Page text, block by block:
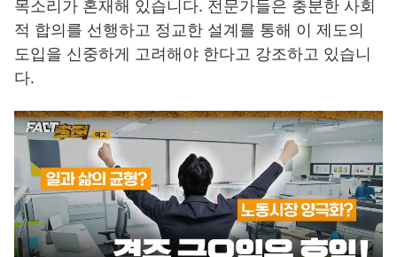
목소리가 혼재해 있습니다. 전문가들은 충분한 사회
적 합의를 선행하고 정교한 설계를 통해 이 제도의
도입을 신중하게 고려해야 한다고 강조하고 있습니
다.